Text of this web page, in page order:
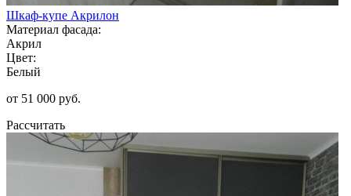
Шкаф-купе Акрилон
Материал фасада:
Акрил
Цвет:
Белый
от 51 000 руб.
Рассчитать